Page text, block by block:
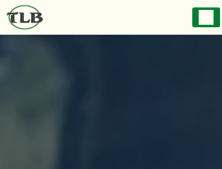
Panneau de gestion des cookies